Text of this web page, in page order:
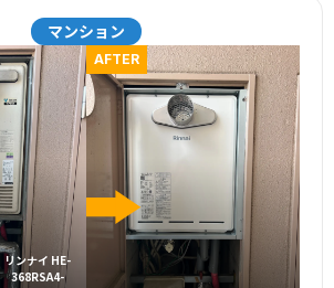
マンション
リンナイ HE-
368RSA4-
AFTER